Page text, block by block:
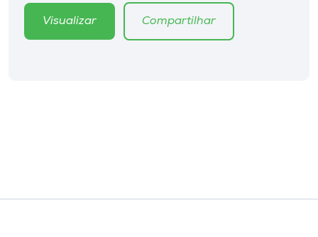
Rádio
Visualizar Compartilhar